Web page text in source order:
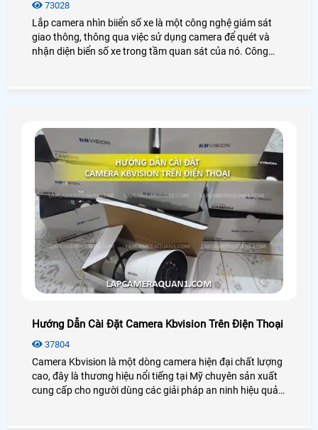
73028
Lắp camera nhìn biiển số xe là một công nghệ giám sát
giao thông, thông qua việc sử dụng camera để quét và
nhận diện biển số xe trong tầm quan sát của nó. Công
Hướng Dẫn Cài Đặt Camera Kbvision Trên Điện Thoại
37804
Camera Kbvision là một dòng camera hiện đại chất lượng
cao, đây là thương hiệu nổi tiếng tại Mỹ chuyên sản xuất
cung cấp cho người dùng các giải pháp an ninh hiệu quả,